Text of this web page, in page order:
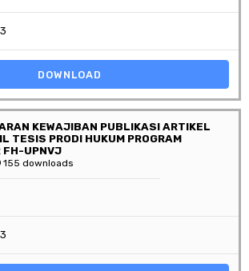
DOWNLOAD
KEWAJIBAN PUBLIKASI ARTIKEL
TESIS PRODI HUKUM PROGRAM
FH-UPNVJ
155 downloads